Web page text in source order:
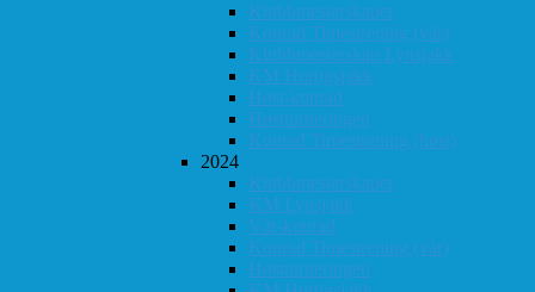
Klubbmesterskapet
Konrad Timestrening (vår)
Klubbmesterskap Lynsjakk
KM Hurtigsjakk
Høst-konrad
Høstturneringen
Konrad Timestrening (høst)
2024
Klubbmesterskapet
KM Lynsjakk
Vår-konrad
Konrad Timestrening (vår)
Høstturneringen